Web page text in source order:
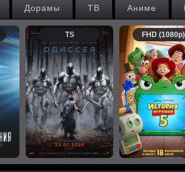
Аниме
ТВ
Дорамы
TS FHD (1080p)